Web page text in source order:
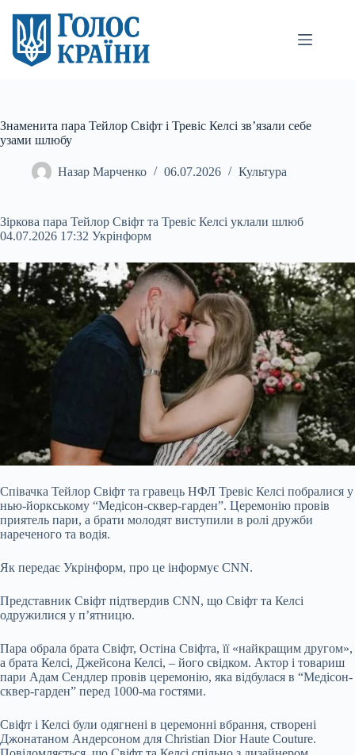
вмісту
Знаменита пара Тейлор Свіфт і Тревіс Келсі зв’язали себе
узами шлюбу
Назар Марченко 06.07.2026 Культура
Зіркова пара Тейлор Свіфт та Тревіс Келсі уклали шлюб
04.07.2026 17:32 Укрінформ
Співачка Тейлор Свіфт та гравець НФЛ Тревіс Келсі побралися у
нью-йоркському “Медісон-сквер-гарден”. Церемонію провів
приятель пари, а брати молодят виступили в ролі дружби
нареченого та водія.
Як передає Укрінформ, про це інформує CNN.
Представник Свіфт підтвердив CNN, що Свіфт та Келсі
одружилися у п’ятницю.
Пара обрала брата Свіфт, Остіна Свіфта, її «найкращим другом»,
а брата Келсі, Джейсона Келсі, – його свідком. Актор і товариш
пари Адам Сендлер провів церемонію, яка відбулася в “Медісон-
сквер-гарден” перед 1000-ма гостями.
Свіфт і Келсі були одягнені в церемонні вбрання, створені
Джонатаном Андерсоном для Christian Dior Haute Couture.